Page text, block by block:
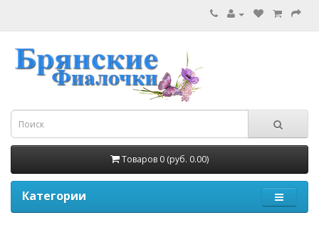
Товаров 0 (руб. 0.00)
Категории